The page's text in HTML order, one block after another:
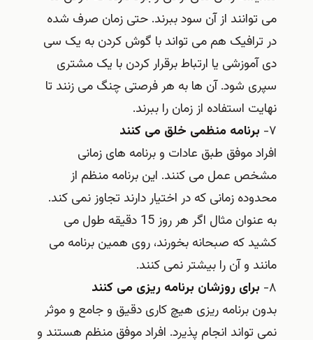
می توانند از آن سود ببرند. حتی زمان صرف شده
در ترافیک هم می تواند با گوش کردن به یک سی
دی آموزشی یا ارتباط برقرار کردن با یک مشتری
سپری شود. آن ها به هر فرصتی چنگ می زنند تا
نهایت استفاده از زمان را ببرند.
۷- برنامه منظمی خلق می کنند
افراد موفق طبق عادات و برنامه های زمانی
مشخص عمل می کنند. این برنامه منظم از
محدوده زمانی که در اختیار دارند تجاوز نمی کند.
به عنوان مثال اگر هر روز 15 دقیقه طول می
کشید که صبحانه بخورند، روی همین برنامه می
مانند و آن را بیشتر نمی کنند.
۸- برای روزشان برنامه ریزی می کنند
بدون برنامه ریزی هیچ کاری دقیق و جامع و موثر
نمی تواند انجام پذیرد. افراد موفق منظم هستند و